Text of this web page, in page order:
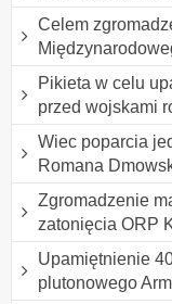
Celem
Pikieta w celu
przed wojskami
Wiec poparcia
Romana
Zgromadzenie
zatonięcia ORP
Upamiętnienie
plutonowego